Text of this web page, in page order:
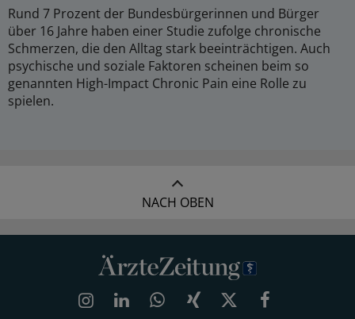
Rund 7 Prozent der Bundesbürgerinnen und Bürger
über 16 Jahre haben einer Studie zufolge chronische
Schmerzen, die den Alltag stark beeinträchtigen. Auch
psychische und soziale Faktoren scheinen beim so
genannten High-Impact Chronic Pain eine Rolle zu
spielen.
NACH OBEN